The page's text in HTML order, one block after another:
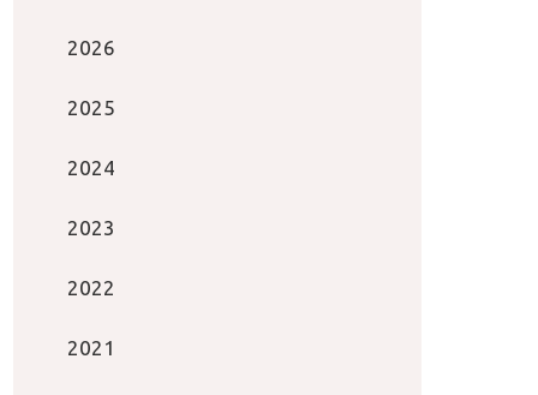
2026
2025
2024
2023
2022
2021